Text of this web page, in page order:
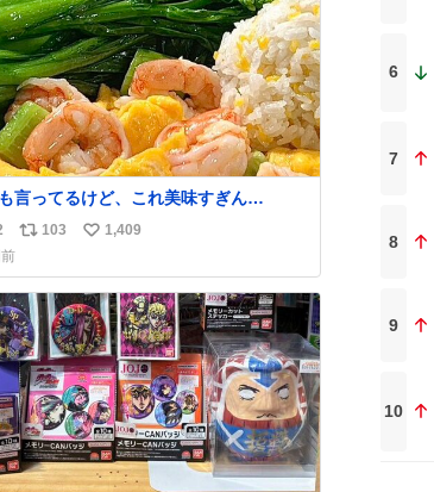
数
言ってるけど、これ美味すぎん
！低カロリーで満足感エグいから一生
る😭
リ
ス
ト
数
103
い
ね
数
1,409
6
7
8
9
10